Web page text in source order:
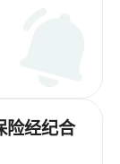
经纪合